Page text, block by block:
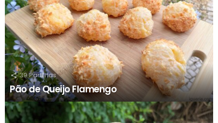
39 Partilhas
Pão de Queijo Flamengo